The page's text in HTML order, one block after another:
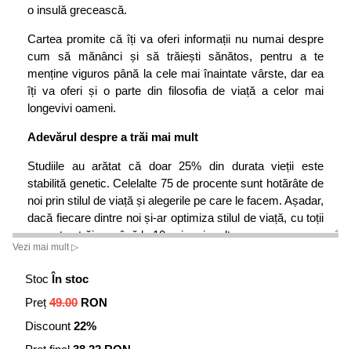
o insulă grecească.
Cartea promite că îți va oferi informații nu numai despre
cum să mănânci și să trăiești sănătos, pentru a te
menține viguros până la cele mai înaintate vârste, dar ea
îți va oferi și o parte din filosofia de viață a celor mai
longevivi oameni.
Adevărul despre a trăi mai mult
Studiile au arătat că doar 25% din durata vieții este
stabilită genetic. Celelalte 75 de procente sunt hotărâte de
noi prin stilul de viață și alegerile pe care le facem. Așadar,
dacă fiecare dintre noi și-ar optimiza stilul de viață, cu toții
am putea trăi cu până la 10 ani mai mult.
stilul de viață, autorul ține să clarifice câteva chestiuni în
legătură cu care fiecare dintre noi și-a pus probabil cel
• Ce este îmbătrânirea?
Vezi mai mult ▷
Stoc În stoc
Preț 49.00 RON
Discount 22%